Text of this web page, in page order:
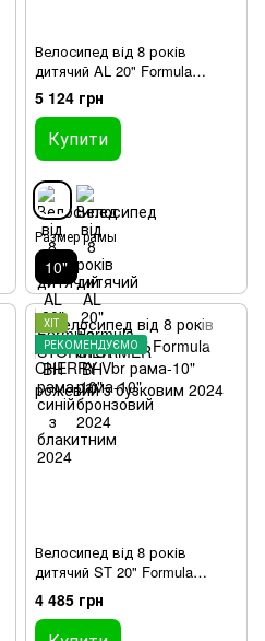
Велосипед від 8 років
дитячий AL 20" Formula
STORMER BH рама-10" синій
з блакитним 2024
5 124 грн
Купити
Размер рамы
10"
ХІТ
РЕКОМЕНДУЄМО
Велосипед від 8 років
дитячий ST 20" Formula
CHERRY Vbr рама-10"
рожевий з бузковим 2024
4 485 грн